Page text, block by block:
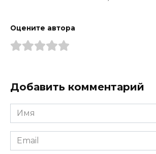
Оцените автора
Добавить комментарий
Имя
*
Email
*